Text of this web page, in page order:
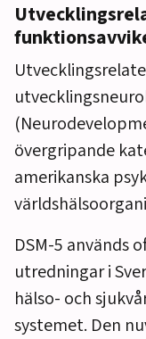
övergripande
amerikanska
DSM-5 används
utredningar i
hälso- och
systemet. Den